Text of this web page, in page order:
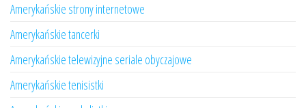
Amerykańskie strony internetowe
Amerykańskie tancerki
Amerykańskie telewizyjne seriale obyczajowe
Amerykańskie tenisistki